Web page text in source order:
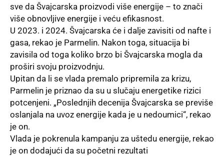
sve da Švajcarska proizvodi više energije – to znači
više obnovljive energije i veću efikasnost.
U 2023. i 2024. Švajcarska će i dalje zavisiti od nafte i
gasa, rekao je Parmelin. Nakon toga, situacija bi
zavisila od toga koliko brzo bi Švajcarska mogla da
proširi svoju proizvodnju.
Upitan da li se vlada premalo pripremila za krizu,
Parmelin je priznao da su u slučaju energetike rizici
potcenjeni. „Poslednjih decenija Švajcarska se previše
oslanjala na uvoz energije kada je u nedoumici“, rekao
je on.
Vlada je pokrenula kampanju za uštedu energije, rekao
je on dodajući da su početni rezultati